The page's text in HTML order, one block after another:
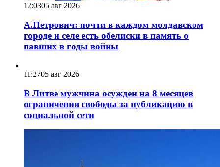
12:0305 авг 2026
А.Петрович: почти в каждом молдавском
городе и селе есть обелиски в память о
павших в годы войны
11:2705 авг 2026
В Литве мужчина осужден на 8 месяцев
ограничения свободы за публикацию в
социальной сети